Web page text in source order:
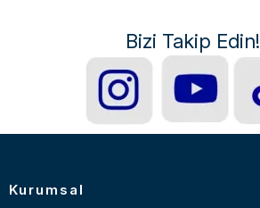
Bizi Takip Edin!
Kurumsal